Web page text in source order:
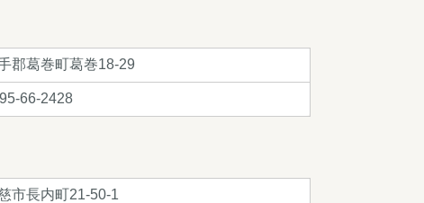
郡葛巻町葛巻18-29
66-2428
市長内町21-50-1